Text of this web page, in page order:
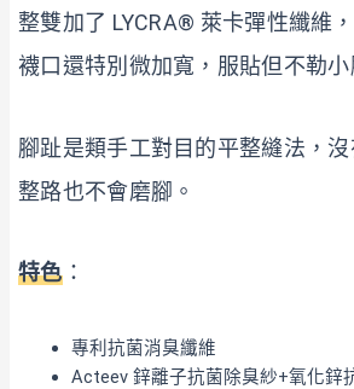
整雙加了 LYCRA® 萊卡彈性纖維
襪口還特別微加寬，服貼但不勒小
腳趾是類手工對目的平整縫法，
整路也不會磨腳。
特色：
專利抗菌消臭纖維
Acteev 鋅離子抗菌除臭紗+氧化鋅